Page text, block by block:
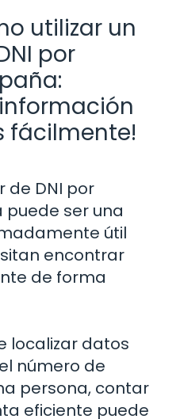
utilizar un
por
fácilmente!
de DNI por
puede ser una
útil
encontrar
de forma
localizar datos
número de
persona, contar
eficiente puede